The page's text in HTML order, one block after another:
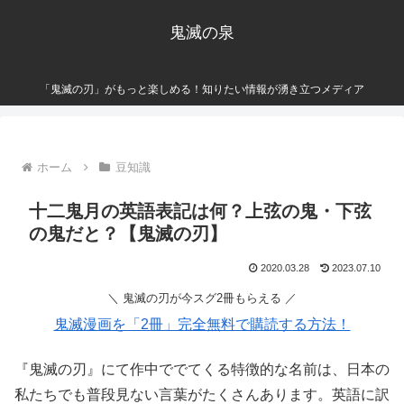
鬼滅の泉
「鬼滅の刃」がもっと楽しめる！知りたい情報が湧き立つメディア
ホーム 豆知識
十二鬼月の英語表記は何？上弦の鬼・下弦
の鬼だと？【鬼滅の刃】
2020.03.28 2023.07.10
＼ 鬼滅の刃が今スグ2冊もらえる ／
鬼滅漫画を「2冊」完全無料で購読する方法！
『鬼滅の刃』にて作中ででてくる特徴的な名前は、日本の
私たちでも普段見ない言葉がたくさんあります。英語に訳